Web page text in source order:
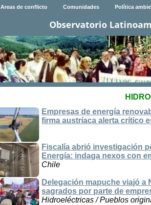
Areas de conflicto Comunidades Política
Observatorio
Empresas de energía
firma austríaca alerta crítico
Fiscalía abrió investigación
Energía: indaga nexos con
Chile
Delegación mapuche viajó
sagrados por parte de
Hidroeléctricas / Pueblos